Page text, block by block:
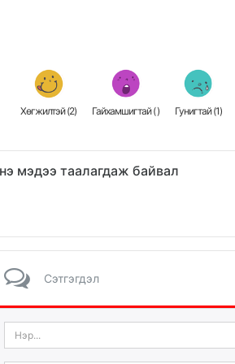
Хөгжилтэй (2) Гайхамшигтай () Гунигтай (1)
мэдээ таалагдаж байвал
Сэтгэгдэл